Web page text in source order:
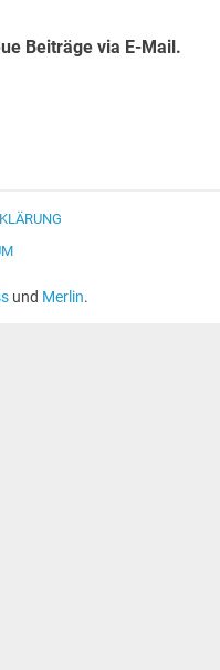
Beiträge via E-Mail.
und Merlin.